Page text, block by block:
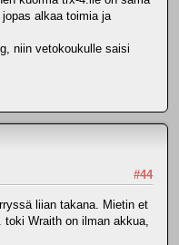
alkaa toimia ja
niin vetokoukulle saisi
#44
liian takana. Mietin et
Wraith on ilman akkua,